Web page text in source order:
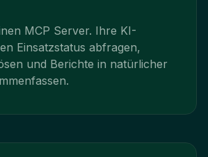
MCP Server. Ihre KI-
Einsatzstatus abfragen,
und Berichte in natürlicher